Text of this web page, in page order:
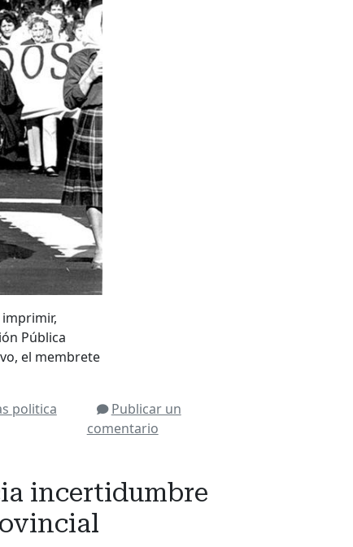
Pública
el membrete
politica
Publicar un
comentario
incertidumbre